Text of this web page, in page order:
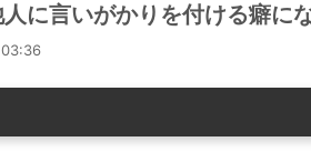
に言いがかりを付ける癖に